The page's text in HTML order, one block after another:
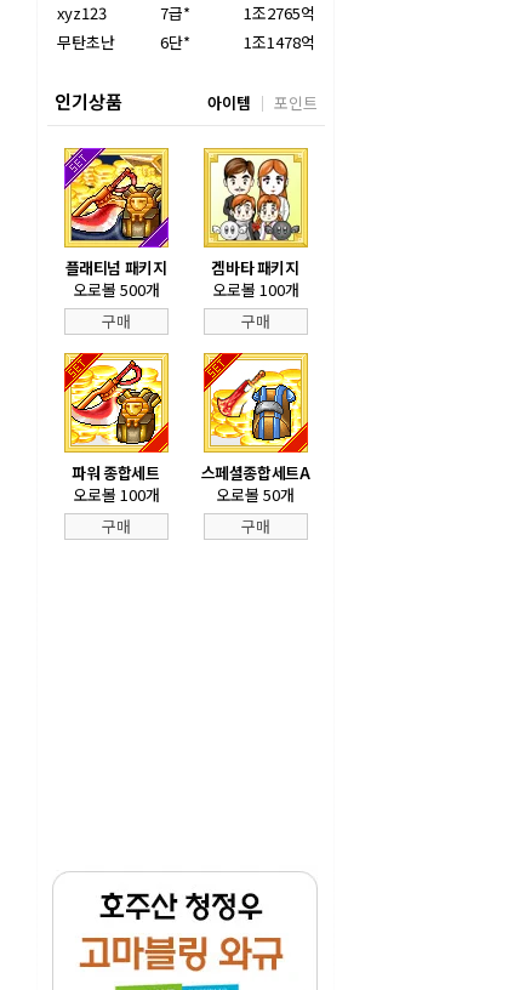
xyz123
7급*
1조2765억
무탄초난
6단* 1조1478억
인기상품 아이템 포인트
플래티넘 패키지
오로볼 500개
구매
겜바타 패키지
오로볼 100개
구매
파워 종합세트
오로볼 100개
구매
스페셜종합세트A
오로볼 50개
구매